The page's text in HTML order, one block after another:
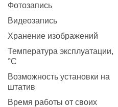
Фотозапись
Видеозапись
Хранение изображений
Температура эксплуатации,
°C
Возможность установки на
штатив
Время работы от своих